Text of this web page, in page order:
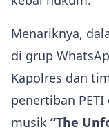
Menariknya,
di grup
Kapolres dan
penertiban
musik “The